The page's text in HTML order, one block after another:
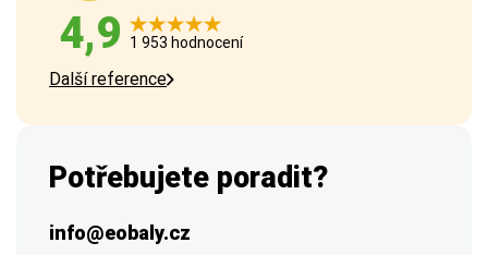
4,9 1 953 hodnocení
Další reference
Potřebujete poradit?
info@eobaly.cz